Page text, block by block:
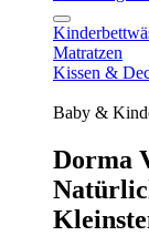
Matratzen
Kissen &
Baby &
Dorma